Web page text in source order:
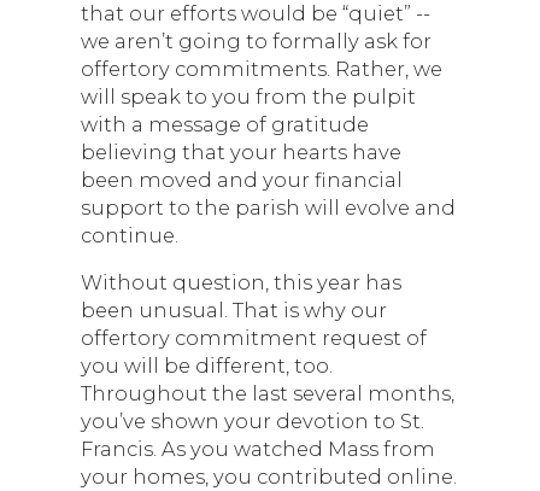
that our efforts would be “quiet” --
we aren’t going to formally ask for
offertory commitments. Rather, we
will speak to you from the pulpit
with a message of gratitude
believing that your hearts have
been moved and your financial
support to the parish will evolve and
continue.
Without question, this year has
been unusual. That is why our
offertory commitment request of
you will be different, too.
Throughout the last several months,
you’ve shown your devotion to St.
Francis. As you watched Mass from
your homes, you contributed online.